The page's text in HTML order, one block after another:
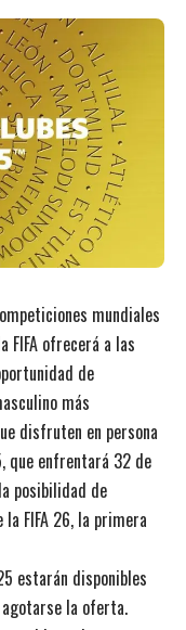
mundiales
FIFA ofrecerá a las
de
más
disfruten en persona
que enfrentará 32 de
posibilidad de
FIFA 26, la primera
estarán disponibles
la oferta.